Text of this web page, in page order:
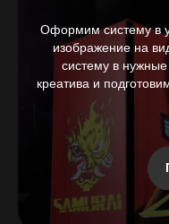
Оформим систему в
изображение на
систему в
креатива и